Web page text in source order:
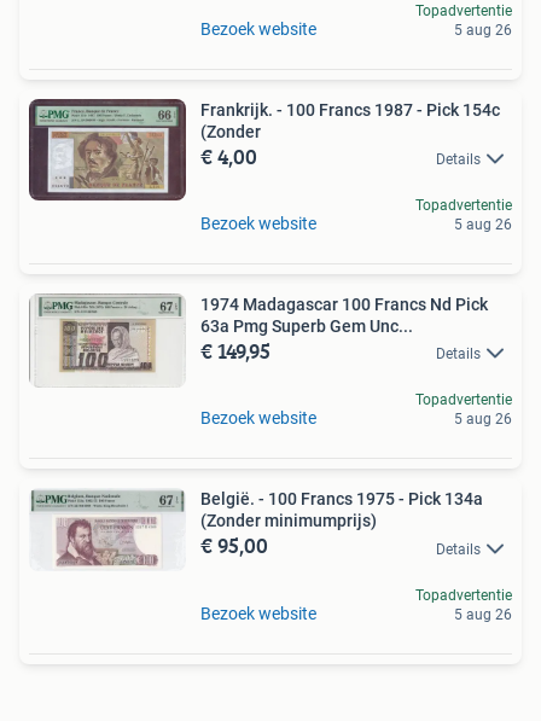
Bezoek website
Topadvertentie
5 aug 26
Frankrijk. - 100 Francs 1987 - Pick 154c
(Zonder
€ 4,00 Details
Bezoek website
Topadvertentie
5 aug 26
1974 Madagascar 100 Francs Nd Pick
63a Pmg Superb Gem Unc...
€ 149,95 Details
Bezoek website
Topadvertentie
5 aug 26
België. - 100 Francs 1975 - Pick 134a
(Zonder minimumprijs)
€ 95,00 Details
Bezoek website
Topadvertentie
5 aug 26